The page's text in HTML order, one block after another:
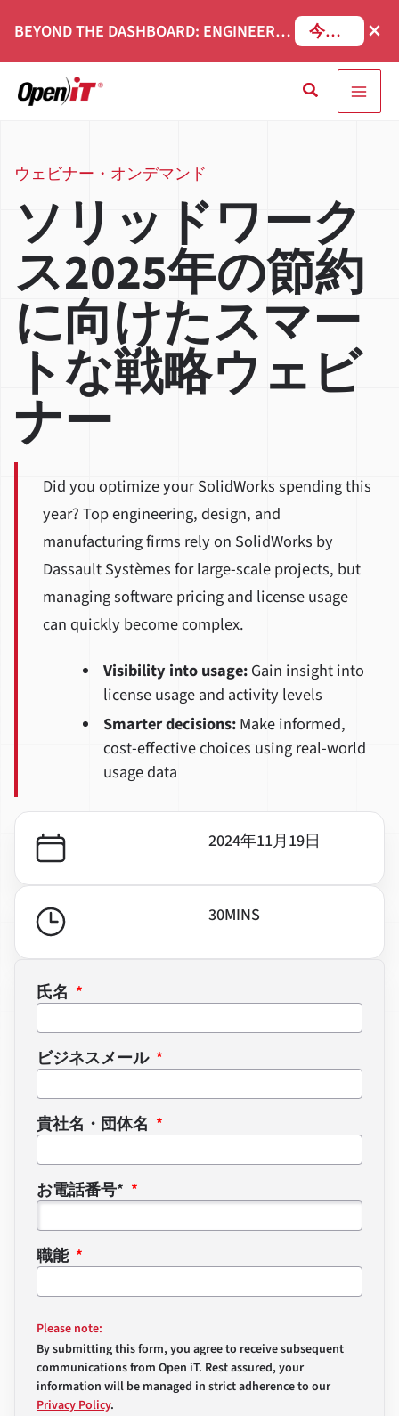
テ
BEYOND THE DASHBOARD: ENGINEERING SOFTWARE IN SERVICENOW WEBINAR 今すぐ登録 ×
検
ソリッドワーク
ス2025年の節約
に向けたスマー
トな戦略ウェビ
ナー
Did you optimize your SolidWorks spending this
year? Top engineering, design, and
manufacturing firms rely on SolidWorks by
Dassault Systèmes for large-scale projects, but
managing software pricing and license usage
can quickly become complex.
Visibility into usage:Gain insight into
license usage and activity levels
Smarter decisions:Make informed,
cost-effective choices using real-world
usage data
2024年11月19日
30MINS
ウェビナー・オンデマンド
氏名
ビジネスメール
貴社名・団体名
お電話番号*
職能
Please note:
By submitting this form, you agree to receive subsequent
communications from Open iT. Rest assured, your
information will be managed in strict adherence to our
Privacy Policy.